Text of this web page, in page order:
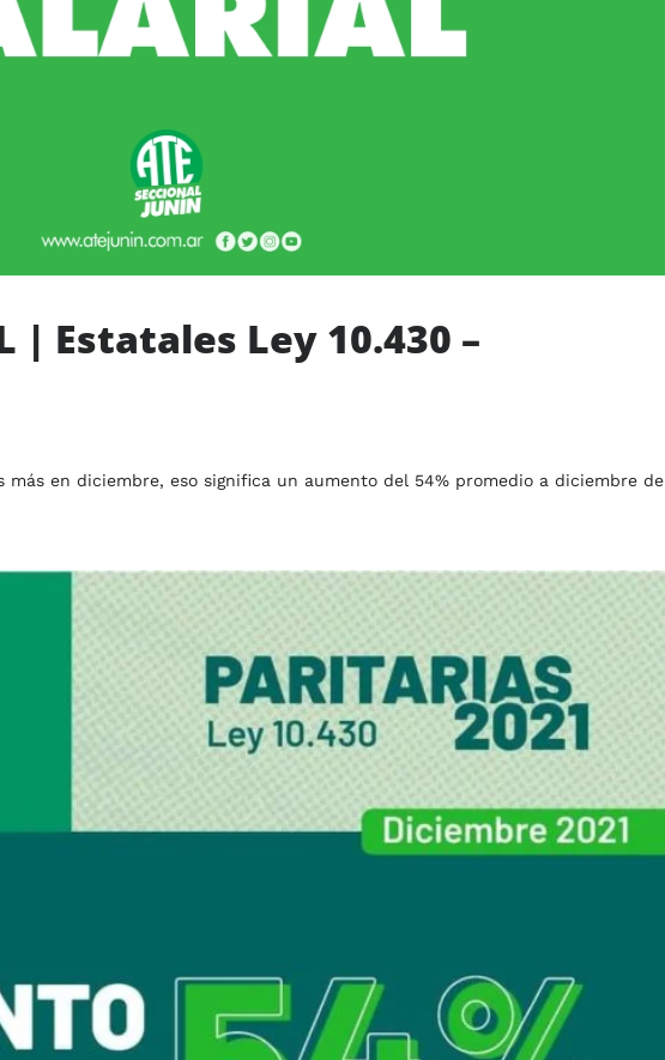
| Estatales Ley 10.430 –
en diciembre, eso significa un aumento del 54% promedio a diciembre de